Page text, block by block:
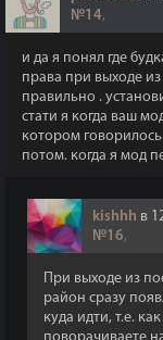
№14,
и да я понял где
права при выходе
правильно .
стати я когда ваш
котором
потом. когда я мод
kishhh в
№16,
При выходе из
район сразу
куда идти, т.е.